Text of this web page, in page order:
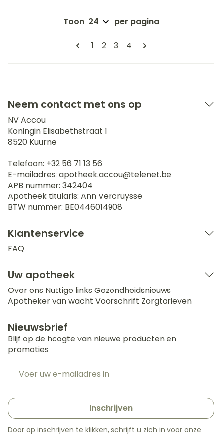
Pagina's
U lees momenteel pagina
1 Pagina
2 Pagina
3 Pagina
4
Toon per pagina
Neem contact met ons op
NV Accou
Koningin Elisabethstraat 1
8520 Kuurne
Telefoon: +32 56 71 13 56
E-mailadres: apotheek.accou@telenet.be
APB nummer: 342404
Apotheek titularis: Ann Vercruysse
BTW nummer: BE0446014908
Klantenservice
FAQ
Uw apotheek
Over ons Nuttige links Gezondheidsnieuws
Apotheker van wacht Voorschrift Zorgtarieven
Nieuwsbrief
Blijf op de hoogte van nieuwe producten en
promoties
Inschrijven
Door op inschrijven te klikken, schrijft u zich in voor onze